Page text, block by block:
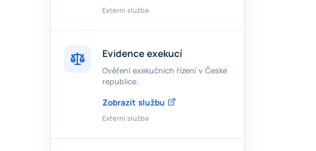
Externí služba
Evidence exekucí
Ověření exekučních řízení v České
republice.
Zobrazit službu
Externí služba